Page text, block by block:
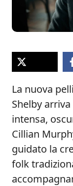
La nuova
Shelby
intensa,
Cillian
guidato la
folk